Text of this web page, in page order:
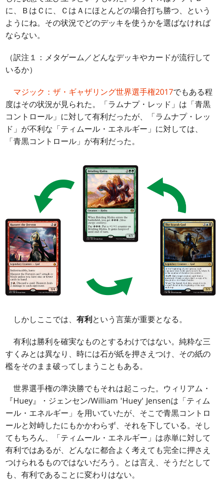
に、ＢはＣに、ＣはＡにほとんどの場合打ち勝つ、という
ようにね。その状況でどのデッキを使うかを選ばなければ
ならない。
（訳注１：メタゲーム／どんなデッキやカードが流行して
いるか）
マジック：ザ・ギャザリング世界選手権2017でもある程
度はその状況が見られた。「ラムナプ・レッド」は「青黒
コントロール」に対して有利だったが、「ラムナプ・レッ
ド」が不利な「ティムール・エネルギー」に対しては、
「青黒コントロール」が有利だった。
しかしここでは、有利という言葉が重要となる。
有利は勝利を確実なものとするわけではない。純粋な三
すくみとは異なり、時には石が紙を押さえつけ、その紙の
檻をそのまま破ってしまうこともある。
世界選手権の準決勝でもそれは起こった。ウィリアム・
『Huey』・ジェンセン/William 'Huey' Jensenは「ティム
ール・エネルギー」を用いていたが、そこで青黒コントロ
ールと対峙したにもかかわらず、それを下している。そし
てもちろん、「ティムール・エネルギー」は赤単に対して
有利ではあるが、どんなに都合よく考えても完全に押さえ
つけられるものではないだろう。とは言え、そうだとして
も、有利であることに変わりはない。